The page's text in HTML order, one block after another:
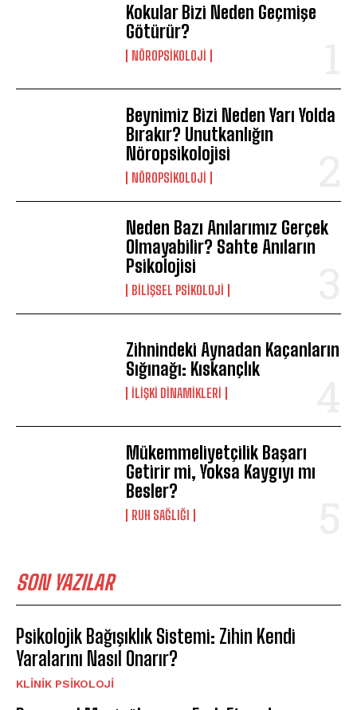
Kokular Bizi Neden Geçmişe
Götürür?
NÖROPSIKOLOJI
Beynimiz Bizi Neden Yarı Yolda
Bırakır? Unutkanlığın
Nöropsikolojisi
NÖROPSIKOLOJI
Neden Bazı Anılarımız Gerçek
Olmayabilir? Sahte Anıların
Psikolojisi
BILIŞSEL PSIKOLOJI
Zihnindeki Aynadan Kaçanların
Sığınağı: Kıskançlık
İLIŞKI DINAMIKLERI
Mükemmeliyetçilik Başarı
Getirir mi, Yoksa Kaygıyı mı
Besler?
⁠RUH SAĞLIĞI
SON YAZILAR
Psikolojik Bağışıklık Sistemi: Zihin Kendi
Yaralarını Nasıl Onarır?
KLINIK PSIKOLOJI